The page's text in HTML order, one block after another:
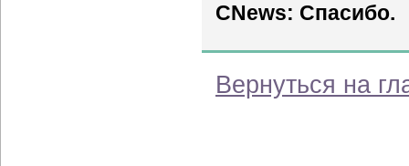
CNews: Спасибо.
Вернуться на